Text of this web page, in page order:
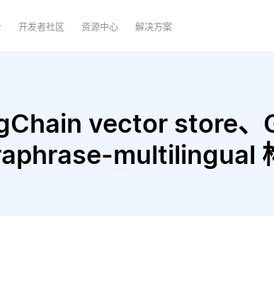
开发者社区 资源中心 解决方案
vector store、
multilingual